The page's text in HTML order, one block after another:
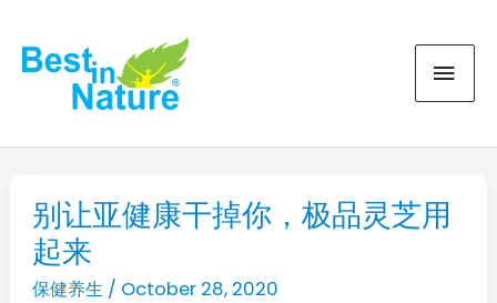
content
别让亚健康干掉你，极品灵芝用
起来
保健养生/ October 28, 2020
别
让
亚